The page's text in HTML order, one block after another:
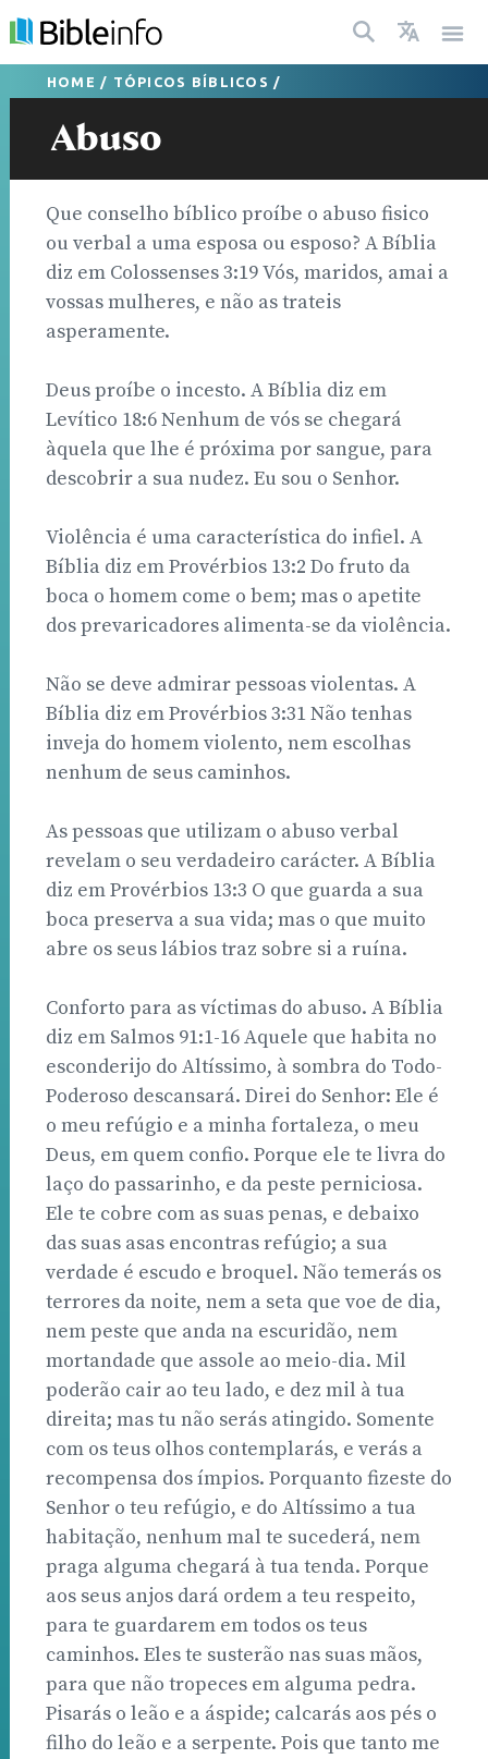
HOME / TÓPICOS BÍBLICOS /
Abuso
Que conselho bíblico proíbe o abuso fisico
ou verbal a uma esposa ou esposo? A Bíblia
diz em Colossenses 3:19 Vós, maridos, amai a
vossas mulheres, e não as trateis
asperamente.
Deus proíbe o incesto. A Bíblia diz em
Levítico 18:6 Nenhum de vós se chegará
àquela que lhe é próxima por sangue, para
descobrir a sua nudez. Eu sou o Senhor.
Violência é uma característica do infiel. A
Bíblia diz em Provérbios 13:2 Do fruto da
boca o homem come o bem; mas o apetite
dos prevaricadores alimenta-se da violência.
Não se deve admirar pessoas violentas. A
Bíblia diz em Provérbios 3:31 Não tenhas
inveja do homem violento, nem escolhas
nenhum de seus caminhos.
As pessoas que utilizam o abuso verbal
revelam o seu verdadeiro carácter. A Bíblia
diz em Provérbios 13:3 O que guarda a sua
boca preserva a sua vida; mas o que muito
abre os seus lábios traz sobre si a ruína.
Conforto para as víctimas do abuso. A Bíblia
diz em Salmos 91:1-16 Aquele que habita no
esconderijo do Altíssimo, à sombra do Todo-
Poderoso descansará. Direi do Senhor: Ele é
o meu refúgio e a minha fortaleza, o meu
Deus, em quem confio. Porque ele te livra do
laço do passarinho, e da peste perniciosa.
Ele te cobre com as suas penas, e debaixo
das suas asas encontras refúgio; a sua
verdade é escudo e broquel. Não temerás os
terrores da noite, nem a seta que voe de dia,
nem peste que anda na escuridão, nem
mortandade que assole ao meio-dia. Mil
poderão cair ao teu lado, e dez mil à tua
direita; mas tu não serás atingido. Somente
com os teus olhos contemplarás, e verás a
recompensa dos ímpios. Porquanto fizeste do
Senhor o teu refúgio, e do Altíssimo a tua
habitação, nenhum mal te sucederá, nem
praga alguma chegará à tua tenda. Porque
aos seus anjos dará ordem a teu respeito,
para te guardarem em todos os teus
caminhos. Eles te susterão nas suas mãos,
para que não tropeces em alguma pedra.
Pisarás o leão e a áspide; calcarás aos pés o
filho do leão e a serpente. Pois que tanto me